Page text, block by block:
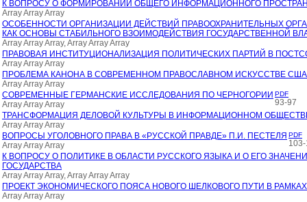
К ВОПРОСУ О ФОРМИРОВАНИИ ОБЩЕГО ИНФОРМАЦИОННОГО
Array Array Array
ОСОБЕННОСТИ ОРГАНИЗАЦИИ ДЕЙСТВИЙ ПРАВООХРАНИТЕЛЬНЫХ
КАК ОСНОВЫ СТАБИЛЬНОГО ВЗОИМОДЕЙСТВИЯ ГОСУДАРСТВЕННОЙ
Array Array Array, Array Array Array
ПРАВОВАЯ ИНСТИТУЦИОНАЛИЗАЦИЯ ПОЛИТИЧЕСКИХ ПАРТИЙ В
Array Array Array
ПРОБЛЕМА КАНОНА В СОВРЕМЕННОМ ПРАВОСЛАВНОМ ИСКУССТВЕ
Array Array Array
СОВРЕМЕННЫЕ ГЕРМАНСКИЕ ИССЛЕДОВАНИЯ ПО ЧЕРНОГОРИИ
Array Array Array
PDF
93-97
ТРАНСФОРМАЦИЯ ДЕЛОВОЙ КУЛЬТУРЫ В ИНФОРМАЦИОННОМ
Array Array Array
ВОПРОСЫ УГОЛОВНОГО ПРАВА В «РУССКОЙ ПРАВДЕ» П.И. ПЕСТЕЛЯ
Array Array Array
PDF
К ВОПРОСУ О ПОЛИТИКЕ В ОБЛАСТИ РУССКОГО ЯЗЫКА И О ЕГО
ГОСУДАРСТВА
Array Array Array, Array Array Array
ПРОЕКТ ЭКОНОМИЧЕСКОГО ПОЯСА НОВОГО ШЕЛКОВОГО ПУТИ В
Array Array Array